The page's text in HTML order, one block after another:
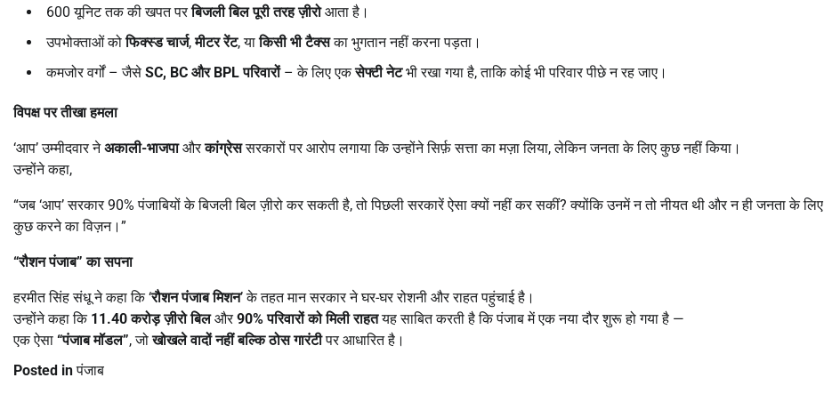
600 यूनिट तक की खपत परबिजली बिल पूरी तरह ज़ीरोआता है।
उपभोक्ताओं कोफिक्स्ड चार्ज,मीटर रेंट, याकिसी भी टैक्सका भुगतान नहीं करना पड़ता।
कमजोर वर्गों – जैसे SC, BC और BPLपरिवारों– के लिए एकसेफ्टी नेटभी रखा गया है, ताकि कोई भी परिवार पीछे न रह जाए।
विपक्ष पर तीखा हमला
‘आप’ उम्मीदवार नेअकाली-भाजपाऔरकांग्रेससरकारों पर आरोप लगाया कि उन्होंने सिर्फ़ सत्ता का मज़ा लिया, लेकिन जनता के लिए कुछ नहीं किया।
उन्होंने कहा,
“जब ‘आप’ सरकार 90% पंजाबियों के बिजली बिल ज़ीरो कर सकती है, तो पिछली सरकारें ऐसा क्यों नहीं कर सकीं? क्योंकि उनमें न तो नीयत थी और न ही जनता के लिए
कुछ करने का विज़न।”
“रौशन पंजाब”का सपना
हरमीत सिंह संधू ने कहा कि ‘रौशन पंजाब मिशन’ के तहत मान सरकार ने घर-घर रोशनी और राहत पहुंचाई है।
उन्होंने कहा कि 11.40करोड़ ज़ीरो बिलऔर90%परिवारों को मिली राहतयह साबित करती है कि पंजाब में एक नया दौर शुरू हो गया है —
एक ऐसा “पंजाब मॉडल”, जोखोखले वादों नहीं बल्कि ठोस गारंटीपर आधारित है।
Posted inपंजाब